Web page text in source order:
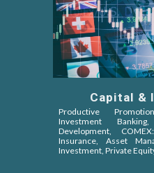
Capital &
Productive
Investment
Development,
Insurance, Asset
Investment, Private